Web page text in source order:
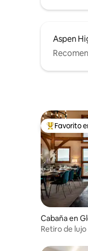
Aspen
De los
Favorito
Cabaña en
s
Retiro de